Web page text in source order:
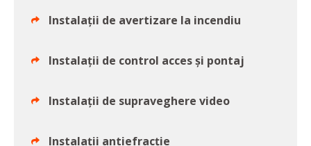
Instalații de avertizare la incendiu
Instalații de control acces și pontaj
Instalații de supraveghere video
Instalații antiefracție